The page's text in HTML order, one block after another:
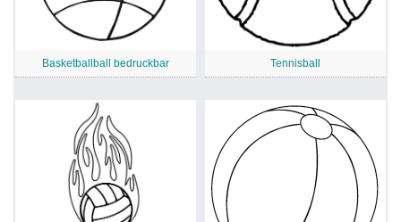
Basketballball bedruckbar Tennisball